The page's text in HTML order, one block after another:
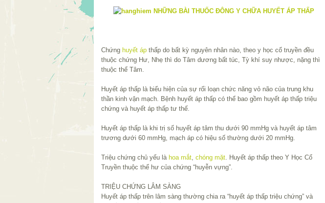
Chứng huyết áp thấp do bất kỳ nguyên nhân nào, theo y học cổ truyền đều
thuộc chứng Hư, Nhẹ thì do Tâm dương bất túc, Tỳ khí suy nhược, nặng thì
thuộc thể Tâm.
Huyết áp thấp là biểu hiện của sự rối loạn chức năng vỏ não của trung khu
thần kinh vận mạch. Bệnh huyết áp thấp có thể bao gồm huyết áp thấp triệu
chứng và huyết áp thấp tư thế.
Huyết áp thấp là khi trị số huyết áp tâm thu dưới 90 mmHg và huyết áp tâm
trương dưới 60 mmHg, mạch áp có hiệu số thường dưới 20 mmHg.
Triệu chứng chủ yếu là hoa mắt chóng mặt . Huyết áp thấp theo Y Học Cổ
Truyền thuộc thể hư của chứng “huyễn vựng”.
TRIỆU CHỨNG LÂM SÀNG
Huyết áp thấp trên lâm sàng thường chia ra “huyết áp thấp triệu chứng” và